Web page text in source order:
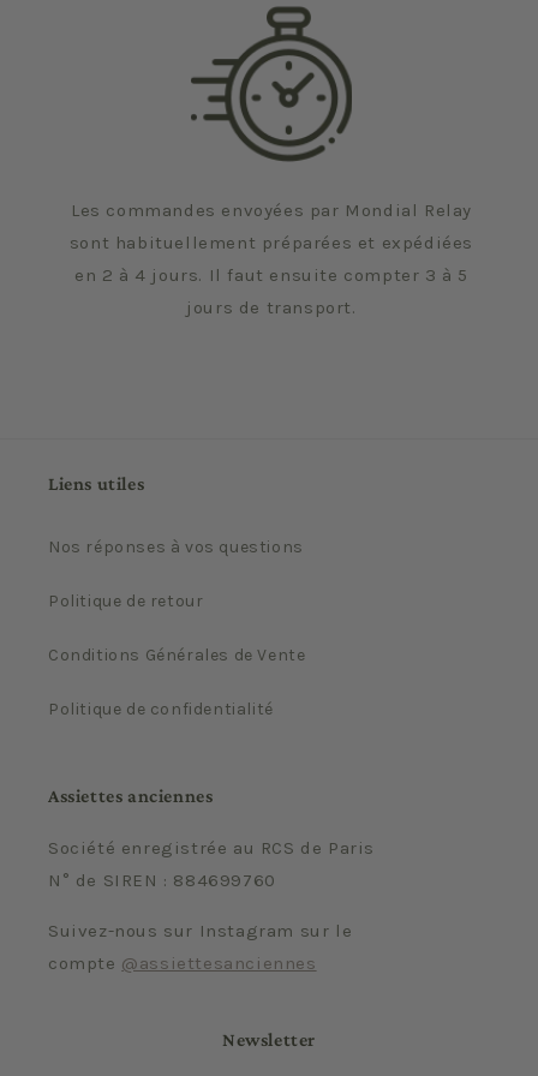
Les commandes envoyées par Mondial Relay
sont habituellement préparées et expédiées
en 2 à 4 jours. Il faut ensuite compter 3 à 5
jours de transport.
Liens utiles
Nos réponses à vos questions
Politique de retour
Conditions Générales de Vente
Politique de confidentialité
Assiettes anciennes
Société enregistrée au RCS de Paris
N° de SIREN : 884699760
Suivez-nous sur Instagram sur le
compte @assiettesanciennes
Newsletter